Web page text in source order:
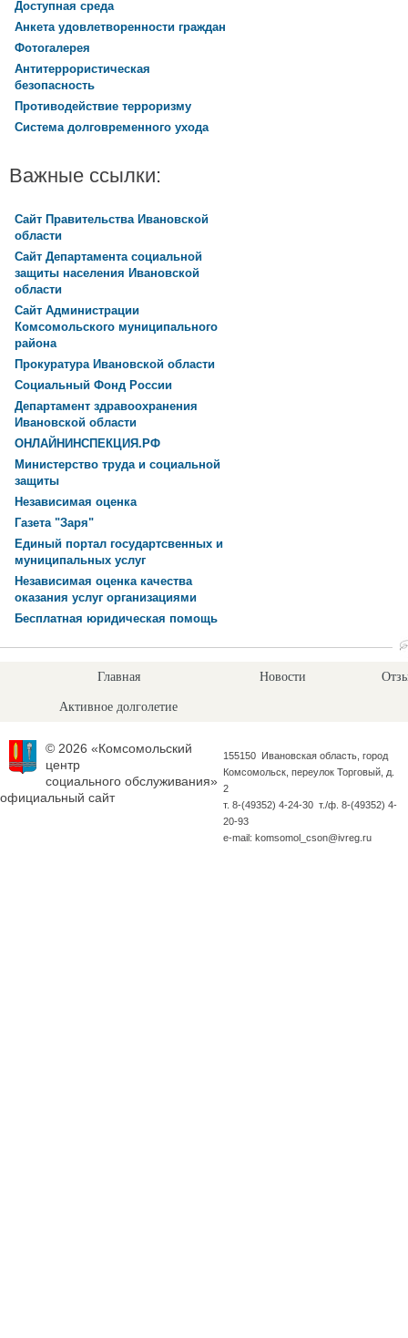
Доступная среда
Анкета удовлетворенности граждан
Фотогалерея
Антитеррористическая
безопасность
Противодействие терроризму
Система долговременного ухода
Важные ссылки:
Сайт Правительства Ивановской
области
Сайт Департамента социальной
защиты населения Ивановской
области
Сайт Администрации
Комсомольского муниципального
района
Прокуратура Ивановской области
Социальный Фонд России
Департамент здравоохранения
Ивановской области
ОНЛАЙНИНСПЕКЦИЯ.РФ
Министерство труда и социальной
защиты
Независимая оценка
Газета "Заря"
Единый портал государтсвенных и
муниципальных услуг
Независимая оценка качества
оказания услуг организациями
Бесплатная юридическая помощь
Главная Новости
Активное долголетие
© 2026 «Комсомольский
центр
социального обслуживания»
официальный сайт
155150 Ивановская область, город
Комсомольск, переулок Торговый, д.
2
т. 8-(49352) 4-24-30 т./ф. 8-(49352) 4-
20-93
e-mail: komsomol_cson@ivreg.ru